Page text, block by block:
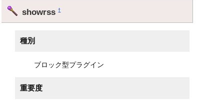
showrss†
種別
ブロック型プラグイン
重要度